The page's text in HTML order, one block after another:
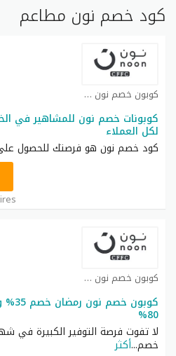
كود خصم نون مطاعم
كوبون خصم نون كوبون
لكل العملاء
كود خصم نون هو فرصتك للحصول
كوبون خصم نون كوبون
80%
لا تفوت فرصة التوفير الكبيرة في
خصم...أكثر